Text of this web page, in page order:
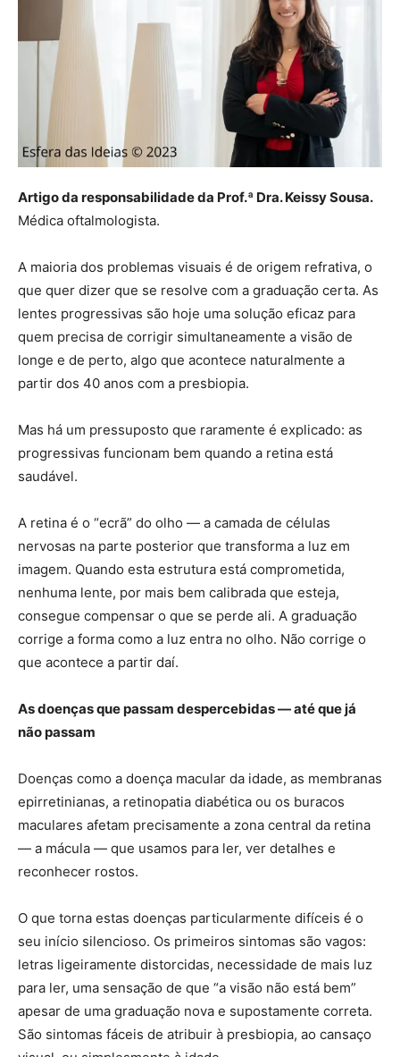
Artigo da responsabilidade da Prof.ª Dra. Keissy Sousa.
Médica oftalmologista.
A maioria dos problemas visuais é de origem refrativa, o
que quer dizer que se resolve com a graduação certa. As
lentes progressivas são hoje uma solução eficaz para
quem precisa de corrigir simultaneamente a visão de
longe e de perto, algo que acontece naturalmente a
partir dos 40 anos com a presbiopia.
Mas há um pressuposto que raramente é explicado: as
progressivas funcionam bem quando a retina está
saudável.
A retina é o “ecrã” do olho — a camada de células
nervosas na parte posterior que transforma a luz em
imagem. Quando esta estrutura está comprometida,
nenhuma lente, por mais bem calibrada que esteja,
consegue compensar o que se perde ali. A graduação
corrige a forma como a luz entra no olho. Não corrige o
que acontece a partir daí.
As doenças que passam despercebidas — até que já
não passam
Doenças como a doença macular da idade, as membranas
epirretinianas, a retinopatia diabética ou os buracos
maculares afetam precisamente a zona central da retina
— a mácula — que usamos para ler, ver detalhes e
reconhecer rostos.
O que torna estas doenças particularmente difíceis é o
seu início silencioso. Os primeiros sintomas são vagos:
letras ligeiramente distorcidas, necessidade de mais luz
para ler, uma sensação de que “a visão não está bem”
apesar de uma graduação nova e supostamente correta.
São sintomas fáceis de atribuir à presbiopia, ao cansaço